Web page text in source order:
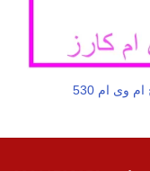
وی ام 530